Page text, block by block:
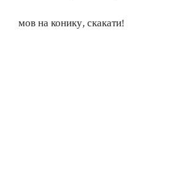
мов на конику, скакати!